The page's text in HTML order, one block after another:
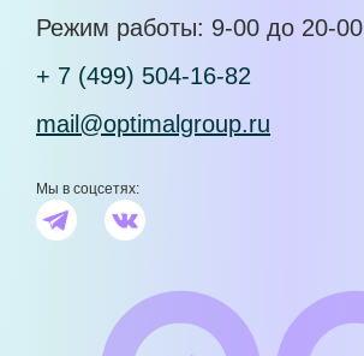
Режим работы: 9-00 до 20-00
+ 7 (499) 504-16-82
mail@optimalgroup.ru
Мы в соцсетях: